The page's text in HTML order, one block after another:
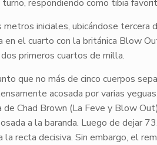
respondiendo como tibia
iniciales, ubicándose tercera
en el cuarto con la británica Blow
primeros cuartos de milla.
que no más de cinco cuerpos
acosada por varias
de Chad Brown (La Feve y Blow Out
a la baranda. Luego de dejar
recta decisiva. Sin embargo, el